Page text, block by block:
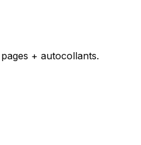
+ autocollants.